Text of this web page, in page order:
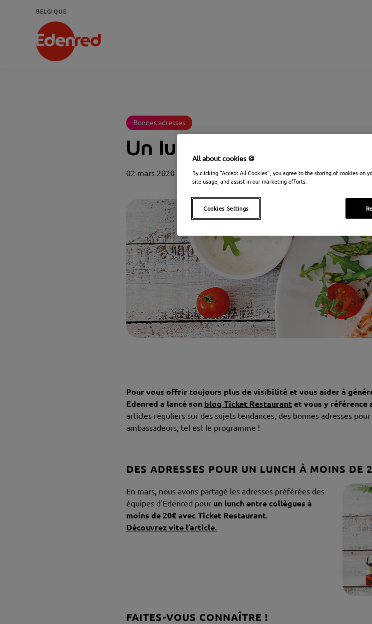
BELGIQUE
Bonnes adresses
Un lunch à moins de 20€
02 mars 2020
Pour vous offrir toujours plus de visibilité et vous aider à
Edenred a lancé son blog Ticket Restaurant et vous y référence
articles réguliers sur des sujets tendances, des bonnes adresses
ambassadeurs, tel est le programme !
DES ADRESSES POUR UN LUNCH À MOINS DE
En mars, nous avons partagé les adresses préférées des
équipes d'Edenred pour un lunch entre collègues à
moins de 20€ avec Ticket Restaurant.
Découvrez vite l’article.
FAITES-VOUS CONNAÎTRE !
All about cookies 🍪
By clicking “Accept All Cookies”, you agree to the storing of cookies on
site usage, and assist in our marketing efforts.
Cookies Settings